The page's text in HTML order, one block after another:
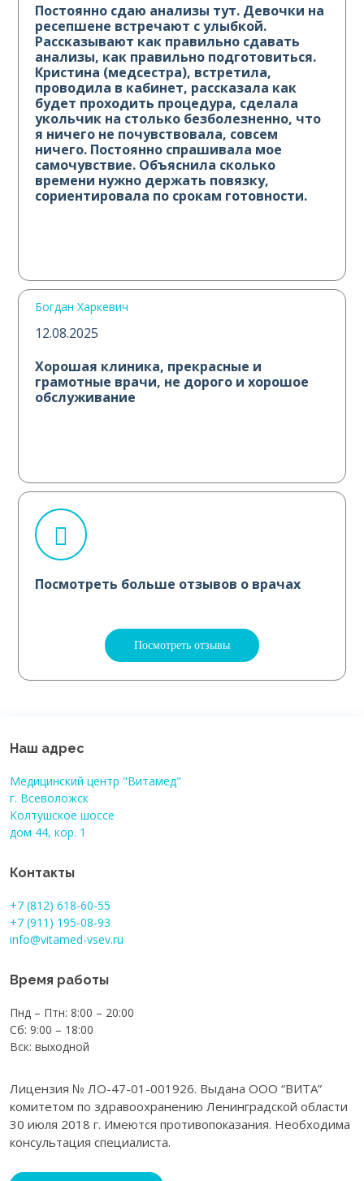
Постоянно сдаю анализы тут. Девочки на
ресепшене встречают с улыбкой.
Рассказывают как правильно сдавать
анализы, как правильно подготовиться.
Кристина (медсестра), встретила,
проводила в кабинет, рассказала как
будет проходить процедура, сделала
укольчик на столько безболезненно, что
я ничего не почувствовала, совсем
ничего. Постоянно спрашивала мое
самочувствие. Объяснила сколько
времени нужно держать повязку,
сориентировала по срокам готовности.
Богдан Харкевич
12.08.2025
Хорошая клиника, прекрасные и
грамотные врачи, не дорого и хорошое
обслуживание
Посмотреть больше отзывов о врачах
Посмотреть отзывы
Наш адрес
Медицинский центр "Витамед"
г. Всеволожск
Колтушское шоссе
дом 44, кор. 1
Контакты
+7 (812) 618-60-55
+7 (911) 195-08-93
info@vitamed-vsev.ru
Время работы
Пнд – Птн: 8:00 – 20:00
Сб: 9:00 – 18:00
Вск: выходной
Лицензия № ЛО-47-01-001926. Выдана ООО “ВИТА”
комитетом по здравоохранению Ленинградской области
30 июля 2018 г. Имеются противопоказания. Необходима
консультация специалиста.